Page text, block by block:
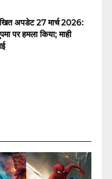
अपडेट 27 मार्च 2026:
पर हमला किया; माही